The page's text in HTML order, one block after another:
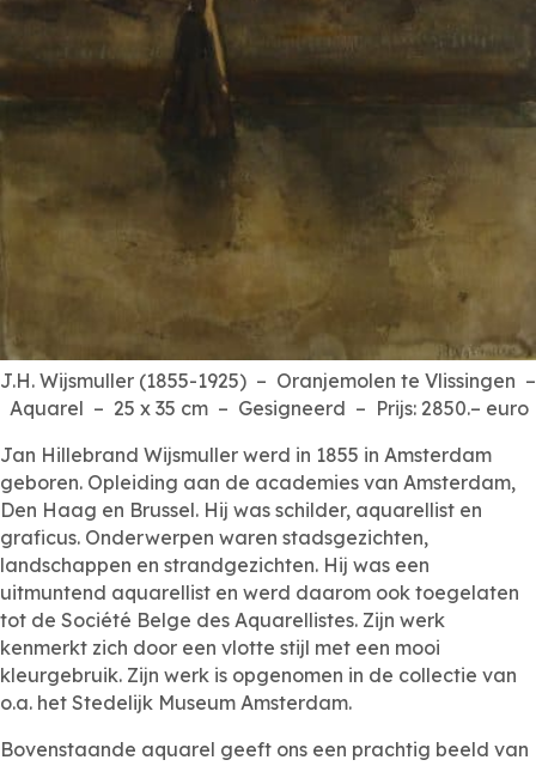
J.H. Wijsmuller (1855-1925) – Oranjemolen te Vlissingen –
Aquarel – 25 x 35 cm – Gesigneerd – Prijs: 2850.– euro
Jan Hillebrand Wijsmuller werd in 1855 in Amsterdam
geboren. Opleiding aan de academies van Amsterdam,
Den Haag en Brussel. Hij was schilder, aquarellist en
graficus. Onderwerpen waren stadsgezichten,
landschappen en strandgezichten. Hij was een
uitmuntend aquarellist en werd daarom ook toegelaten
tot de Société Belge des Aquarellistes. Zijn werk
kenmerkt zich door een vlotte stijl met een mooi
kleurgebruik. Zijn werk is opgenomen in de collectie van
o.a. het Stedelijk Museum Amsterdam.
Bovenstaande aquarel geeft ons een prachtig beeld van